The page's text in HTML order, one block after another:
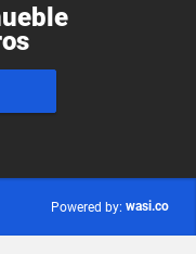
Powered by: wasi.co